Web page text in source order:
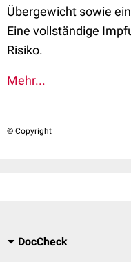
Übergewicht sowie
Eine vollständige
Risiko.
Mehr...
© Copyright
DocCheck